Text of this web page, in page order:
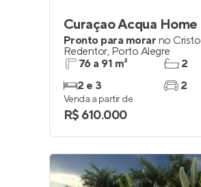
Curaçao Acqua Home
Pronto para morar no Cristo
Redentor, Porto Alegre
76 a 91 m²
2 e 3
2
2
Venda a partir de
R$ 610.000